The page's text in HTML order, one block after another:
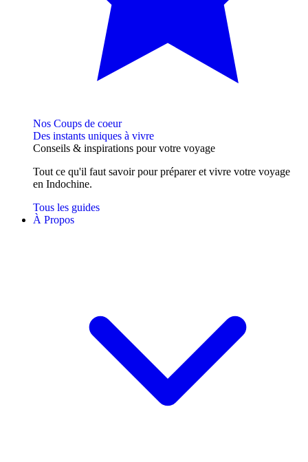
Nos Coups de coeur
Des instants uniques à vivre
Conseils & inspirations pour votre voyage
Tout ce qu'il faut savoir pour préparer et vivre votre voyage
en Indochine.
Tous les guides
À Propos